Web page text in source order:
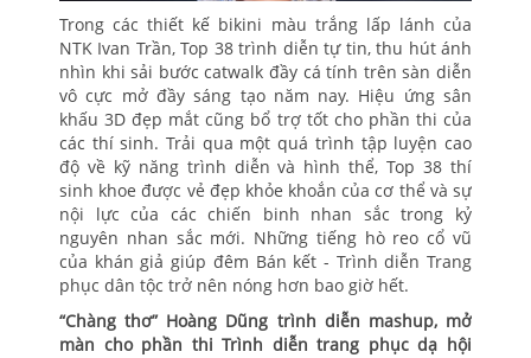
Trong các thiết kế bikini màu trắng lấp lánh của
NTK Ivan Trần, Top 38 trình diễn tự tin, thu hút ánh
nhìn khi sải bước catwalk đầy cá tính trên sàn diễn
vô cực mở đầy sáng tạo năm nay. Hiệu ứng sân
khấu 3D đẹp mắt cũng bổ trợ tốt cho phần thi của
các thí sinh. Trải qua một quá trình tập luyện cao
độ về kỹ năng trình diễn và hình thể, Top 38 thí
sinh khoe được vẻ đẹp khỏe khoắn của cơ thể và sự
nội lực của các chiến binh nhan sắc trong kỷ
nguyên nhan sắc mới. Những tiếng hò reo cổ vũ
của khán giả giúp đêm Bán kết - Trình diễn Trang
phục dân tộc trở nên nóng hơn bao giờ hết.
“Chàng thơ” Hoàng Dũng trình diễn mashup, mở
màn cho phần thi Trình diễn trang phục dạ hội